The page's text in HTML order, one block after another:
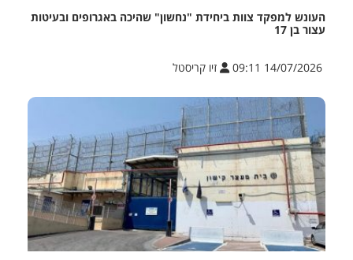
העונש למפקד צוות ביחידת "נחשון" שהיכה באגרופים ובעיטות
עצור בן 17
14/07/2026 09:11 זיו קריסטל